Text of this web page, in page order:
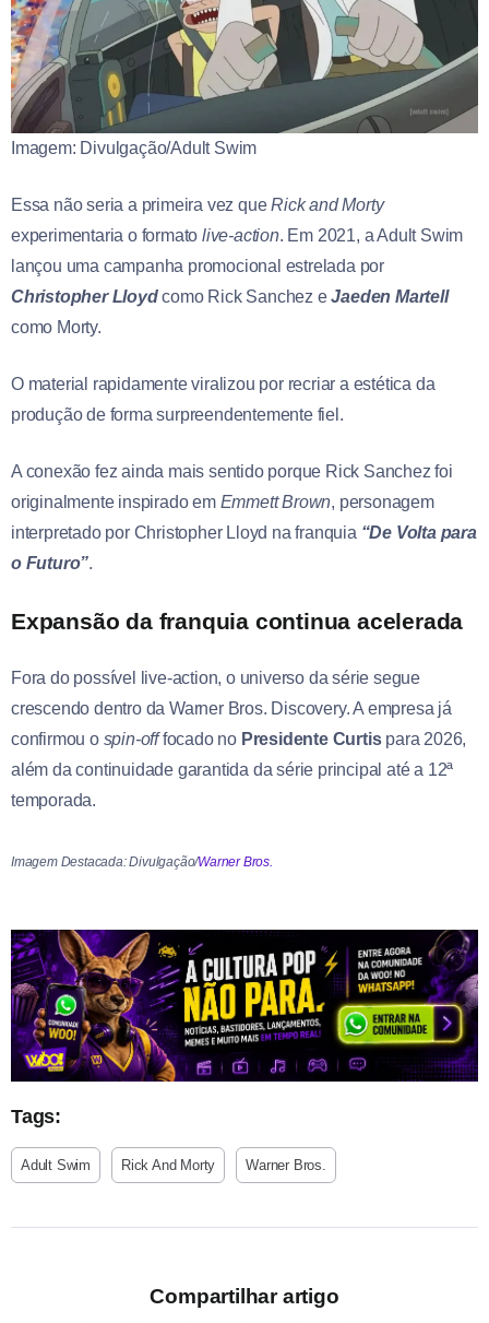
Imagem: Divulgação/Adult Swim
Essa não seria a primeira vez queRick and Morty
experimentaria o formatolive-action. Em 2021, a Adult Swim
lançou uma campanha promocional estrelada por
Christopher Lloydcomo Rick Sanchez eJaeden Martell
como Morty.
O material rapidamente viralizou por recriar a estética da
produção de forma surpreendentemente fiel.
A conexão fez ainda mais sentido porque Rick Sanchez foi
originalmente inspirado em Emmett Brown, personagem
interpretado por Christopher Lloyd na franquia “De Volta para
o Futuro”.
Expansão da franquia continua acelerada
Fora do possível live-action, o universo da série segue
crescendo dentro da Warner Bros. Discovery. A empresa já
confirmou o spin-offfocado no Presidente Curtispara 2026,
além da continuidade garantida da série principal até a 12ª
temporada.
Imagem Destacada: Divulgação/Warner Bros.
Tags:
Adult Swim Rick And Morty Warner Bros.
Compartilhar artigo